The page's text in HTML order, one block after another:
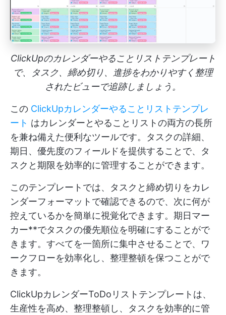
ClickUpのカレンダーやることリストテンプレート
で、タスク、締め切り、進捗をわかりやすく整理
されたビューで追跡しましょう。
この ClickUpカレンダーやることリストテンプレ
ート はカレンダーとやることリストの両方の長所
を兼ね備えた便利なツールです。タスクの詳細、
期日、優先度のフィールドを提供することで、タ
スクと期限を効率的に管理することができます。
このテンプレートでは、タスクと締め切りをカレ
ンダーフォーマットで確認できるので、次に何が
控えているかを簡単に視覚化できます。期日マー
カー**でタスクの優先順位を明確にすることがで
きます。すべてを一箇所に集中させることで、ワ
ークフローを効率化し、整理整頓を保つことがで
きます。
ClickUpカレンダーToDoリストテンプレートは、
生産性を高め、整理整頓し、タスクを効率的に管